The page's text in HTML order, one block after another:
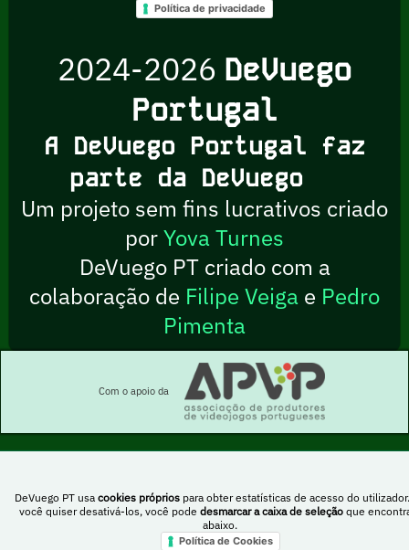
DeVuego PT usa cookies próprios para obter estatísticas de acesso do
você quiser desativá-los, você pode desmarcar a caixa de seleção que
abaixo.
Política de Cookies
Política de privacidade
2024-2026 DeVuego
Portugal
A DeVuego Portugal faz
parte da DeVuego
Um projeto sem fins lucrativos criado
porYova Turnes
DeVuego PT criado com a
colaboração de Filipe Veiga e Pedro
Pimenta
Com o apoio da
PartilhaIgual 4.0 Internacional